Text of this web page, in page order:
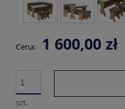
Cena: 1 600,00 zł
szt.